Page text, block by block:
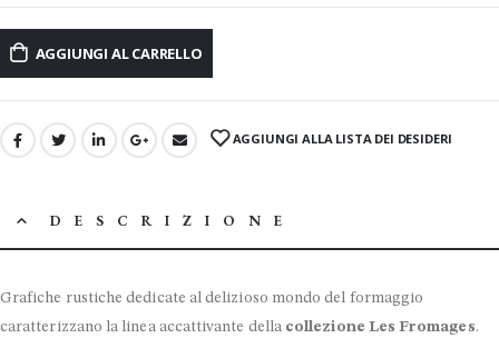
AGGIUNGI AL CARRELLO
AGGIUNGI ALLA LISTA DEI DESIDERI
DESCRIZIONE
Grafiche rustiche dedicate al delizioso mondo del formaggio
caratterizzano la linea accattivante della collezione Les Fromages.